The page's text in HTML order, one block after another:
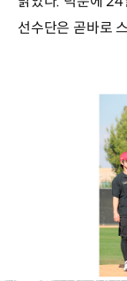
선수단은 곧바로